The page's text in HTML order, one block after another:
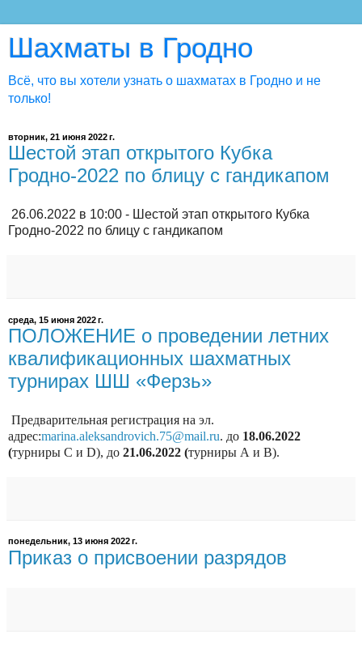
Шахматы в Гродно
Всё, что вы хотели узнать о шахматах в Гродно и не
только!
вторник, 21 июня 2022 г.
Шестой этап открытого Кубка
Гродно-2022 по блицу с гандикапом
26.06.2022 в 10:00 - Шестой этап открытого Кубка
Гродно-2022 по блицу с гандикапом
среда, 15 июня 2022 г.
ПОЛОЖЕНИЕ о проведении летних
квалификационных шахматных
турнирах ШШ «Ферзь»
Предварительная регистрация на эл.
адрес:marina.aleksandrovich.75@mail.ru. до 18.06.2022
(турниры С и D), до 21.06.2022 (турниры А и В).
понедельник, 13 июня 2022 г.
Приказ о присвоении разрядов